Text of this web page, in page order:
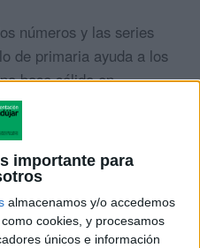
importante para
almacenamos y/o accedemos
cookies, y procesamos
únicos e información
números y las series
de primaria ayuda a los
base sólida en
en otras
resolución de
EXCLUSIVO DE